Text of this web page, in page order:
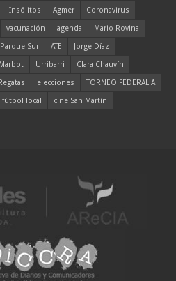
Insólitos Agmer
Coronavirus
vacunación agenda
Mario Rovina
Parque Sur ATE
Jorge Díaz
Marbot Urribarri
Clara Chauvín
elecciones
TORNEO FEDERAL A
fútbol local cine San Martín